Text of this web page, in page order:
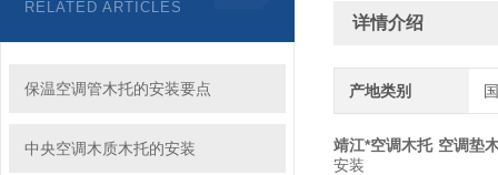
RELATED ARTICLES
保温空调管木托的安装要点
中央空调木质木托的安装
详情介绍
产地类别
靖江*空调木托 空调垫
安装